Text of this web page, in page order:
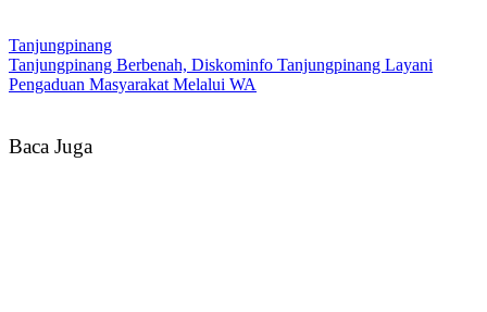
Tanjungpinang
Tanjungpinang Berbenah, Diskominfo Tanjungpinang Layani
Pengaduan Masyarakat Melalui WA
Baca Juga